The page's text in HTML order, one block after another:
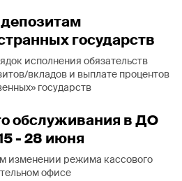
государств
исполнения обязательств
вкладов и выплате процентов
государств
обслуживания в ДО
- 28 июня
изменении режима кассового
офисе